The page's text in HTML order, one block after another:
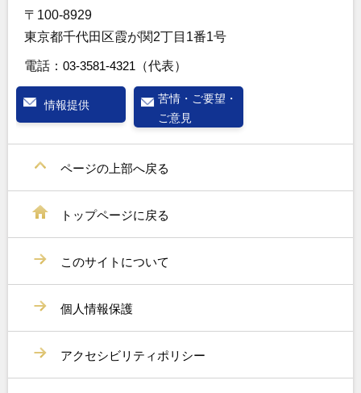
〒100-8929
東京都千代田区霞が関2丁目1番1号
電話： 03-3581-4321 （代表）
情報提供
苦情・ご要望・
ご意見
ページの上部へ戻る
トップページに戻る
このサイトについて
個人情報保護
アクセシビリティポリシー